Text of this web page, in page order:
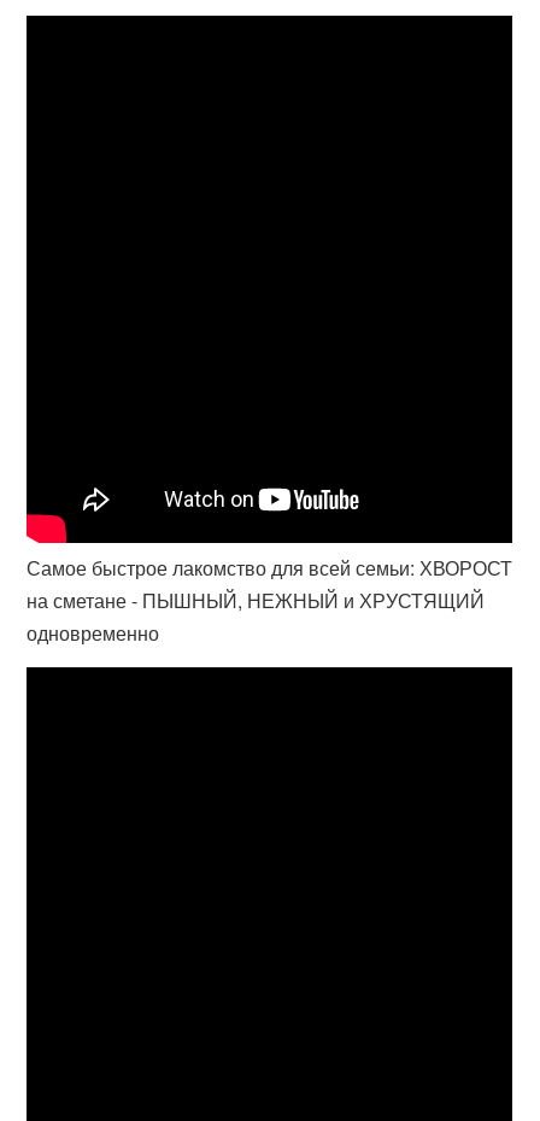
Самое быстрое лакомство для всей семьи: ХВОРОСТ
на сметане - ПЫШНЫЙ, НЕЖНЫЙ и ХРУСТЯЩИЙ
одновременно